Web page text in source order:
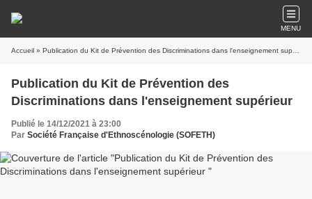
MENU
Accueil » Publication du Kit de Prévention des Discriminations dans l'enseignement supérieur
Publication du Kit de Prévention des
Discriminations dans l'enseignement supérieur
Publié le 14/12/2021 à 23:00
Par Société Française d'Ethnoscénologie (SOFETH)